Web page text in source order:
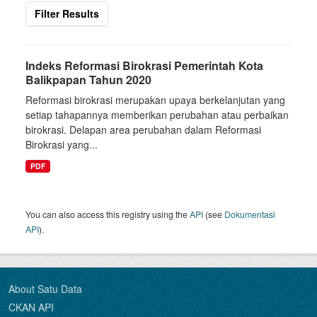
Filter Results
Indeks Reformasi Birokrasi Pemerintah Kota
Balikpapan Tahun 2020
Reformasi birokrasi merupakan upaya berkelanjutan yang
setiap tahapannya memberikan perubahan atau perbaikan
birokrasi. Delapan area perubahan dalam Reformasi
Birokrasi yang...
PDF
You can also access this registry using theAPI (see Dokumentasi
API).
About Satu Data
CKAN API